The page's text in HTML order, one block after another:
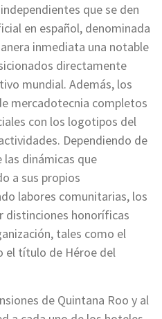
que se den
en español, denominada
inmediata una notable
directamente
mundial. Además, los
mercadotecnia completos
con los logotipos del
Dependiendo de
dinámicas que
a sus propios
labores comunitarias, los
distinciones honoríficas
tales como el
el título de Héroe del
de Quintana Roo y al